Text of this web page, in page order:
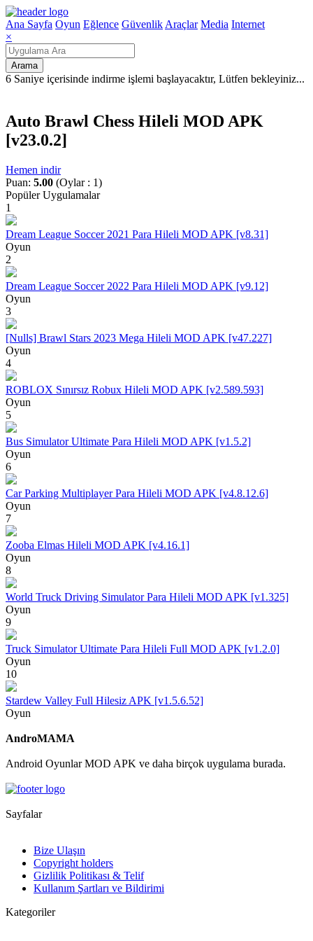
Ana Sayfa Oyun Eğlence Güvenlik Araçlar Media Internet
×
Arama
6 Saniye içerisinde indirme işlemi başlayacaktır, Lütfen bekleyiniz...
Auto Brawl Chess Hileli MOD APK
[v23.0.2]
Hemen indir
Puan: 5.00 (Oylar : 1)
Popüler Uygulamalar
1
Dream League Soccer 2021 Para Hileli MOD APK [v8.31]
Oyun
2
Dream League Soccer 2022 Para Hileli MOD APK [v9.12]
Oyun
3
[Nulls] Brawl Stars 2023 Mega Hileli MOD APK [v47.227]
Oyun
4
ROBLOX Sınırsız Robux Hileli MOD APK [v2.589.593]
Oyun
5
Bus Simulator Ultimate Para Hileli MOD APK [v1.5.2]
Oyun
6
Car Parking Multiplayer Para Hileli MOD APK [v4.8.12.6]
Oyun
7
Zooba Elmas Hileli MOD APK [v4.16.1]
Oyun
8
World Truck Driving Simulator Para Hileli MOD APK [v1.325]
Oyun
9
Truck Simulator Ultimate Para Hileli Full MOD APK [v1.2.0]
Oyun
10
Stardew Valley Full Hilesiz APK [v1.5.6.52]
Oyun
AndroMAMA
Android Oyunlar MOD APK ve daha birçok uygulama burada.
Sayfalar
Bize Ulaşın
Copyright holders
Gizlilik Politikası & Telif
Kullanım Şartları ve Bildirimi
Kategoriler